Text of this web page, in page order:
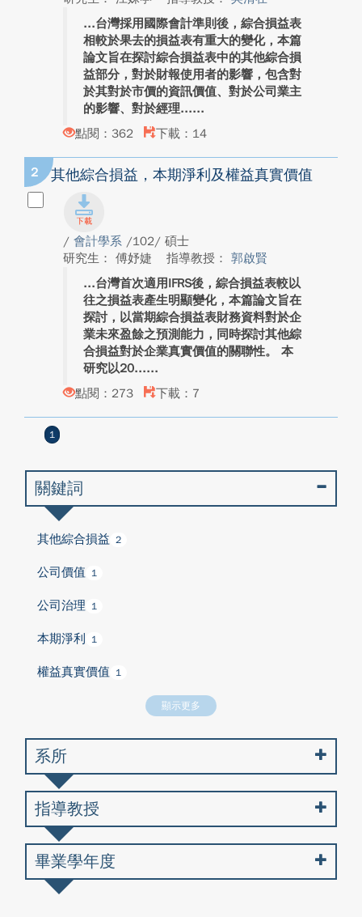
台灣採用國際會計準則後，綜合損益表
相較於果去的損益表有重大的變化，本篇
論文旨在探討綜合損益表中的其他綜合損
益部分，對於財報使用者的影響，包含對
於其對於市價的資訊價值、對於公司業主
的影響、對於經理...
點閱：362
下載：14
2 其他綜合損益，本期淨利及權益真實價值
/ 會計學系 /102/ 碩士
研究生： 傅妤婕
指導教授： 郭啟賢
台灣首次適用IFRS後，綜合損益表較以
往之損益表產生明顯變化，本篇論文旨在
探討，以當期綜合損益表財務資料對於企
業未來盈餘之預測能力，同時探討其他綜
合損益對於企業真實價值的關聯性。 本
研究以20...
點閱：273
下載：7
1
關鍵詞
其他綜合損益 2
公司價值 1
公司治理 1
本期淨利 1
權益真實價值 1
顯示更多
系所
指導教授
畢業學年度